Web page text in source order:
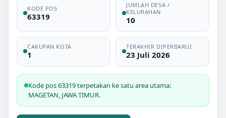
KODE POS
63319
JUMLAH DESA /
KELURAHAN
10
CAKUPAN KOTA
1
TERAKHIR DIPERBARUI
23 Juli 2026
Kode pos 63319 terpetakan ke satu area utama:
MAGETAN, JAWA TIMUR.